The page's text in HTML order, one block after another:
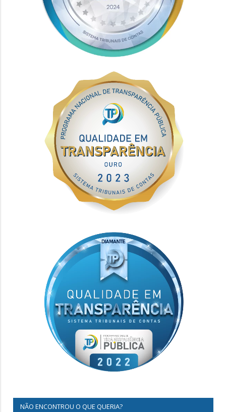
NÃO ENCONTROU O QUE QUERIA?